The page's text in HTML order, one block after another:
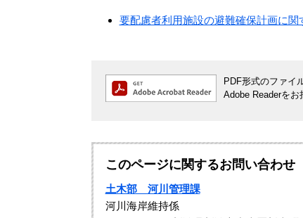
要配慮者利用施設の避難確保計画に関
PDF形式のファイ
Adobe Readerをお
このページに関するお問い合わせ
土木部 河川管理課
河川海岸維持係